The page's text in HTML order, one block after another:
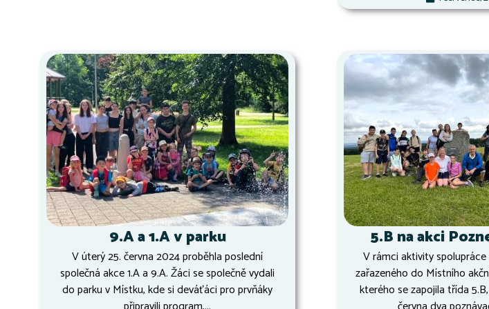
9.A a 1.A v parku
V úterý 25. června 2024 proběhla poslední
společná akce 1.A a 9.A. Žáci se společně vydali
do parku v Místku, kde si deváťáci pro prvňáky
5.B na akci
V rámci aktivity spolupráce
zařazeného do Místního
kterého se zapojila třída